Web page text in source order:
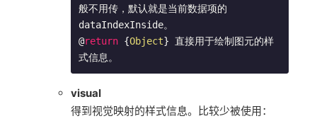
般不用传，默认就是当前数据项的
dataIndexInside。
@return {Object} 直接用于绘制图元的样
式信息。
visual
得到视觉映射的样式信息。比较少被使用：